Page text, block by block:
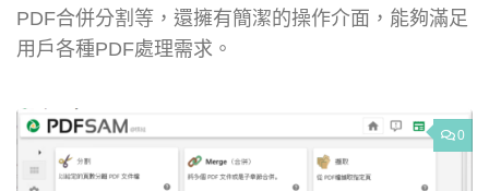
PDF合併分割等，還擁有簡潔的操作介面，能夠滿足
用戶各種PDF處理需求。
0